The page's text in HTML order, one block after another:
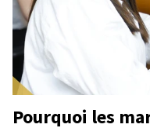
Pourquoi les